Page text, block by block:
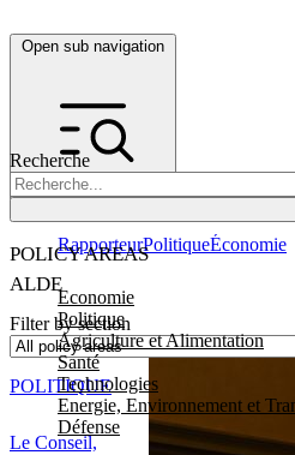
Open sub navigation
Recherche
POLICY AREAS
Economie
Politique
Agriculture et Alimentation
Santé
Technologies
Energie, Environnement et
Défense
RapporteurPolitiqueÉconomie
ALDE
Filter by section
Le Conseil,
POLITIQUE